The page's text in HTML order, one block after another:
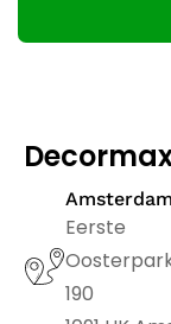
Eerste
190